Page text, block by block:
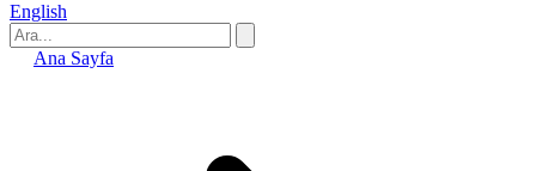
English
Ana Sayfa